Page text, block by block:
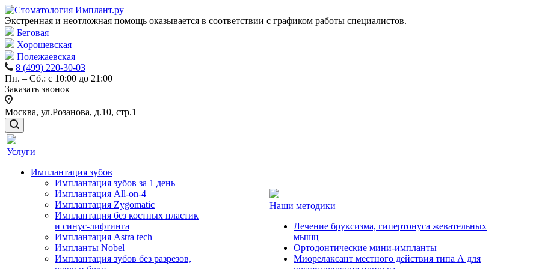
Экстренная и неотложная помощь оказывается в соответствии с графиком работы специалистов.
Беговая
Хорошевская
Полежаевская
8 (499) 220-30-03
Пн. – Сб.: с 10:00 до 21:00
Заказать звонок
Москва, ул.Розанова, д.10, стр.1
Услуги
Имплантация зубов
Имплантация зубов за 1 день
Имплантация All-on-4
Имплантация Zygomatic
Имплантация без костных пластик
и синус-лифтинга
Имплантация Astra tech
Импланты Nobel
Имплантация зубов без разрезов,
Наши методики
Лечение бруксизма, гипертонуса жевательных
мышц
Ортодонтические мини-импланты
Миорелаксант местного действия типа А для